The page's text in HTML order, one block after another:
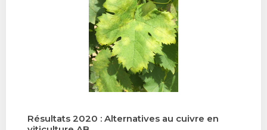
Résultats 2020 : Alternatives au cuivre en